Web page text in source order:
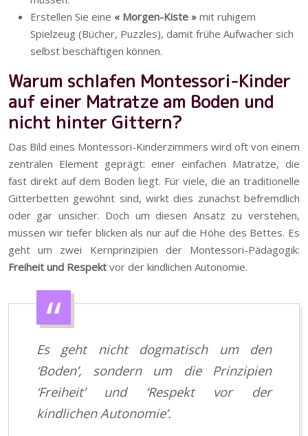
Erstellen Sie eine « Morgen-Kiste » mit ruhigem
Spielzeug (Bücher, Puzzles), damit frühe Aufwacher sich
selbst beschäftigen können.
Warum schlafen Montessori-Kinder
auf einer Matratze am Boden und
nicht hinter Gittern?
Das Bild eines Montessori-Kinderzimmers wird oft von einem
zentralen Element geprägt: einer einfachen Matratze, die
fast direkt auf dem Boden liegt. Für viele, die an traditionelle
Gitterbetten gewöhnt sind, wirkt dies zunächst befremdlich
oder gar unsicher. Doch um diesen Ansatz zu verstehen,
müssen wir tiefer blicken als nur auf die Höhe des Bettes. Es
geht um zwei Kernprinzipien der Montessori-Pädagogik:
Freiheit und Respekt vor der kindlichen Autonomie.
Es geht nicht dogmatisch um den
‘Boden’, sondern um die Prinzipien
‘Freiheit’ und ‘Respekt vor der
kindlichen Autonomie’.